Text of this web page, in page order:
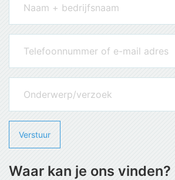
Waar kan je ons vinden?